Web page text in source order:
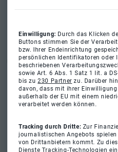
Einwilligung: Durch das Klicken
Buttons stimmen Sie der
bzw. Ihrer Endeinrichtung
persönlichen Identifikatoren oder
beschriebenen
sowie Art. 6 Abs. 1 Satz 1 lit. a
bis zu230 Partner zu. Darüber
davon, dass mit ihrer
außerhalb der EU mit einem
verarbeitet werden können.
Tracking durch Dritte: Zur
journalistischen Angebots
von Drittanbietern kommt. Zu
Dienste Tracking-Technologien